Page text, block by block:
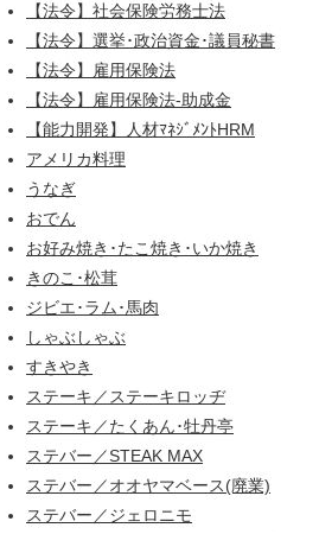
【法令】社会保険労務士法
【法令】選挙･政治資金･議員秘書
【法令】雇用保険法
【法令】雇用保険法-助成金
【能力開発】人材ﾏﾈｼﾞﾒﾝﾄHRM
アメリカ料理
うなぎ
おでん
お好み焼き･たこ焼き･いか焼き
きのこ･松茸
ジビエ･ラム･馬肉
しゃぶしゃぶ
すきやき
ステーキ／ステーキロッヂ
ステーキ／たくあん･牡丹亭
ステバー／STEAK MAX
ステバー／オオヤマベース(廃業)
ステバー／ジェロニモ